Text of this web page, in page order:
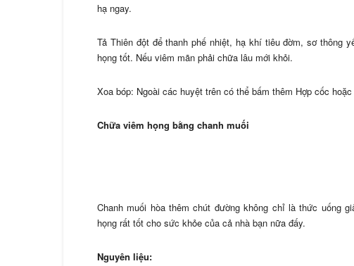
hạ ngay.
Tả Thiên đột để thanh phế nhiệt, hạ khí tiêu đờm, sơ thông
họng tốt. Nếu viêm mãn phải chữa lâu mới khỏi.
Xoa bóp: Ngoài các huyệt trên có thể bấm thêm Hợp cốc
Chữa viêm họng bằng chanh muối
Chanh muối hòa thêm chút đường không chỉ là thức uống
họng rất tốt cho sức khỏe của cả nhà bạn nữa đấy.
Nguyên liệu: